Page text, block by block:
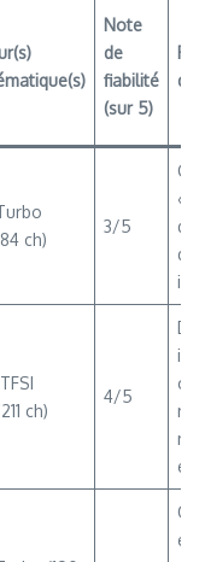
Note
de
fiabilité
(sur 5)
ch)
3/5
«
ch)
4/5